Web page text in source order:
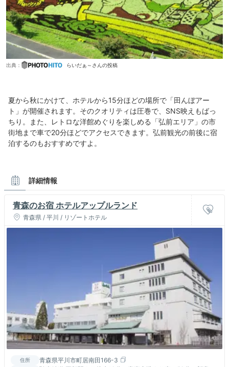
出典： らいだぁ～さんの投稿
夏から秋にかけて、ホテルから15分ほどの場所で「田んぼアー
ト」が開催されます。そのクオリティは圧巻で、SNS映えもばっ
ちり。また、レトロな洋館めぐりを楽しめる「弘前エリア」の市
街地まで車で20分ほどでアクセスできます。弘前観光の前後に宿
泊するのもおすすめですよ。
詳細情報
青森のお宿 ホテルアップルランド
青森県 / 平川 / リゾートホテル
住所 青森県平川市町居南田166-3